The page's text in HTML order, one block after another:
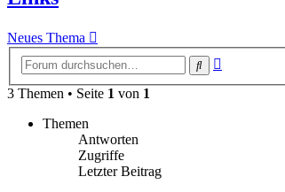
Neues Thema
Suche
3 Themen • Seite 1 von 1
Themen
Antworten
Zugriffe
Letzter Beitrag